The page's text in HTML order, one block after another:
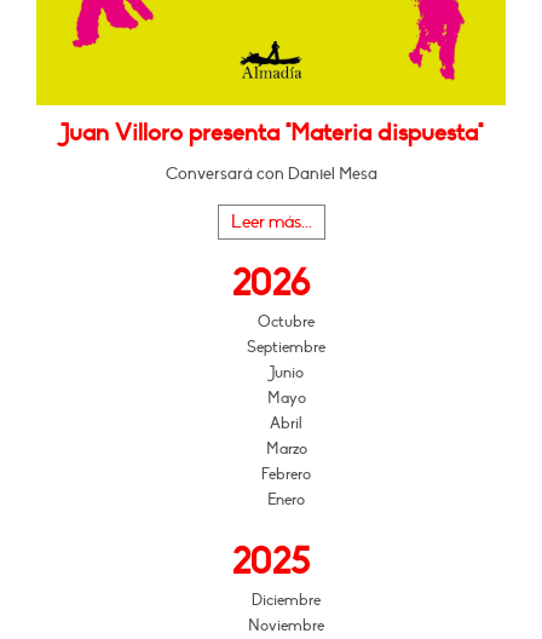
Juan Villoro presenta "Materia dispuesta"
Conversará con Daniel Mesa
Leer más...
2026
Octubre
Septiembre
Junio
Mayo
Abril
Marzo
Febrero
Enero
2025
Diciembre
Noviembre